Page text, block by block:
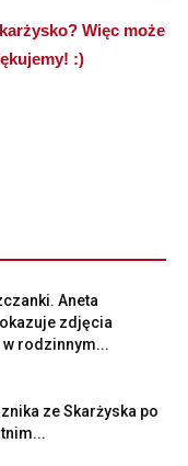
Więc może
:)
Aneta
zdjęcia
rodzinnym...
ze Skarżyska po